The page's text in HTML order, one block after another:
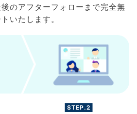
のアフターフォローまで完全無
いたします。
STEP.2